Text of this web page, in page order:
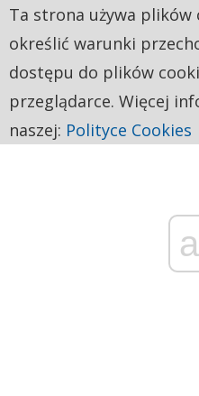
Ta strona używa plików
określić warunki
dostępu do plików
przeglądarce. Więcej
naszej: Polityce Cookies